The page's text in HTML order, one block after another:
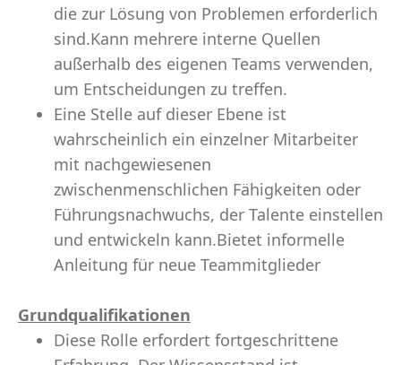
die zur Lösung von Problemen erforderlich
sind.Kann mehrere interne Quellen
außerhalb des eigenen Teams verwenden,
um Entscheidungen zu treffen.
Eine Stelle auf dieser Ebene ist
wahrscheinlich ein einzelner Mitarbeiter
mit nachgewiesenen
zwischenmenschlichen Fähigkeiten oder
Führungsnachwuchs, der Talente einstellen
und entwickeln kann.Bietet informelle
Anleitung für neue Teammitglieder
Grundqualifikationen
Diese Rolle erfordert fortgeschrittene